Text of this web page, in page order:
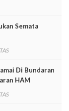
Semata
Di Bundaran
HAM